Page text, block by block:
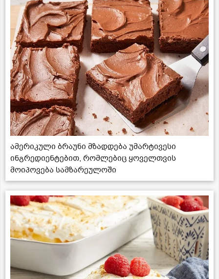
ამერიკული ბრაუნი მზადდება უმარტივესი
ინგრედიენტებით, რომლებიც ყოველთვის
მოიპოვება სამზარეულოში